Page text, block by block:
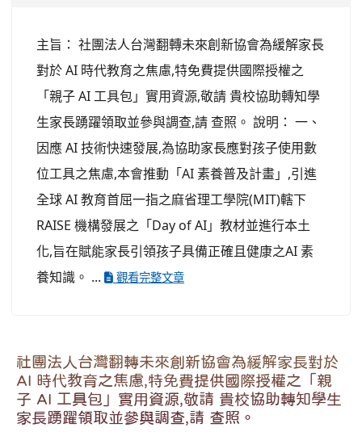
主旨： 社團法人台灣翻轉未來創新協會為緩解家長
對於 AI 時代教育之焦慮,特免費提供國際授權之
「親子 AI 工具包」實用資源,敬請 貴校協助轉知學
生家長踴躍領取並參與調查,請 查照。 說明： 一、
因應 AI 技術快速發展,為協助家長應對孩子使用數
位工具之焦慮,本會推動「AI 素養普及計畫」,引進
全球 AI 教育首屈一指之麻省理工學院(MIT)轄下
RAISE 機構發展之「Day of AI」教材並進行本土
化,旨在賦能家長引領孩子具備正確且健康之AI 素
養知識。 ...
觀看完整文章
社團法人台灣翻轉未來創新協會為緩解家長對於
AI 時代教育之焦慮,特免費提供國際授權之「親
子 AI 工具包」實用資源,敬請 貴校協助轉知學生
家長踴躍領取並參與調查,請 查照。